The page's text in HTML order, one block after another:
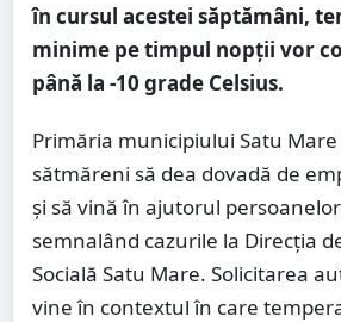
în cursul acestei săptămâni,
minime pe timpul nopții vor
până la -10 grade Celsius.
Primăria municipiului Satu
sătmăreni să dea dovadă de
și să vină în ajutorul
semnalând cazurile la Direcția
Socială Satu Mare. Solicitarea
vine în contextul în care